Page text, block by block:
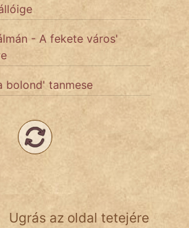
- A fekete város'
bolond' tanmese
Ugrás az oldal tetejére